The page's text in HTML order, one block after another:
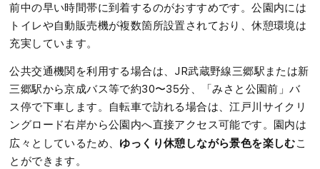
前中の早い時間帯に到着するのがおすすめです。公園内には
トイレや自動販売機が複数箇所設置されており、休憩環境は
充実しています。
公共交通機関を利用する場合は、JR武蔵野線三郷駅または新
三郷駅から京成バス等で約30〜35分、「みさと公園前」バ
ス停で下車します。自転車で訪れる場合は、江戸川サイクリ
ングロード右岸から公園内へ直接アクセス可能です。園内は
広々としているため、 ゆっくり休憩しながら景色を楽しむこ
とができます。